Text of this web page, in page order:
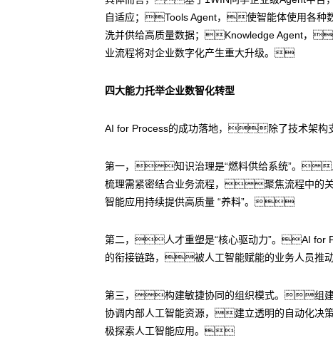
自适应；Tools Agent，使智能体使用各
洗并供给高质量数据；Knowledge Agent，
业流程将对企业数字化产生重大升级。
四大能力托举企业数智化转型
AI for Process的成功落地，除了技术架
第一，知识治理是“燃料供给系统”。
梳理需紧密结合业务流程，聚焦流程中的
智能应用持续提供高质量 “养料”。
第二，人才重塑是“核心驱动力”。AI for
的衔接链路，被人工智能赋能的业务人员
第三，构建敏捷协同的组织模式。组
协调内部人工智能资源，建立透明的自动化决
极探索人工智能应用。